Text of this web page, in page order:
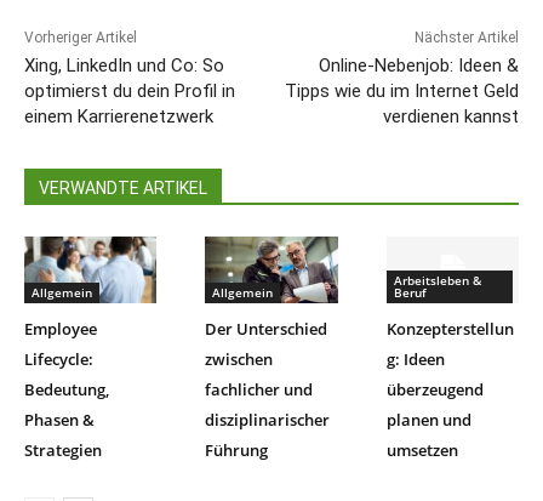
Vorheriger Artikel
Xing, LinkedIn und Co: So
optimierst du dein Profil in
einem Karrierenetzwerk
Nächster Artikel
Online-Nebenjob: Ideen &
Tipps wie du im Internet Geld
verdienen kannst
VERWANDTE ARTIKEL
Allgemein
Employee
Lifecycle:
Bedeutung,
Phasen &
Strategien
Allgemein
Der Unterschied
zwischen
fachlicher und
disziplinarischer
Führung
Arbeitsleben &
Beruf
Konzepterstellun
g: Ideen
überzeugend
planen und
umsetzen